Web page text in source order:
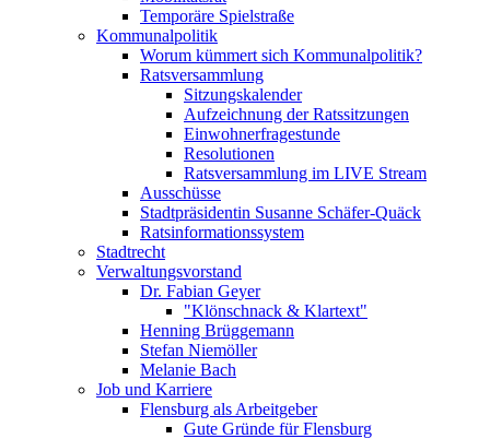
Temporäre Spielstraße
Kommunalpolitik
Worum kümmert sich Kommunalpolitik?
Ratsversammlung
Sitzungskalender
Aufzeichnung der Ratssitzungen
Einwohnerfragestunde
Resolutionen
Ratsversammlung im LIVE Stream
Ausschüsse
Stadtpräsidentin Susanne Schäfer-Quäck
Ratsinformationssystem
Stadtrecht
Verwaltungsvorstand
Dr. Fabian Geyer
"Klönschnack & Klartext"
Henning Brüggemann
Stefan Niemöller
Melanie Bach
Job und Karriere
Flensburg als Arbeitgeber
Gute Gründe für Flensburg